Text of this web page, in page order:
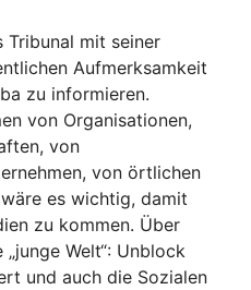
Tribunal mit seiner
Aufmerksamkeit
zu informieren.
von Organisationen,
von
von örtlichen
es wichtig, damit
zu kommen. Über
Welt“: Unblock
und auch die Sozialen